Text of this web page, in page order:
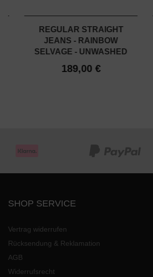
REGULAR STRAIGHT
JEANS - RAINBOW
SELVAGE - UNWASHED
189,00 €
SHOP SERVICE
Vertrag widerrufen
Rücksendung & Reklamation
AGB
Widerrufsrecht